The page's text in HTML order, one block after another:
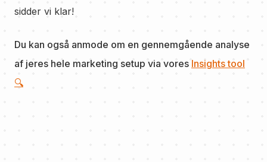
sidder vi klar!
Du kan også anmode om en gennemgående analyse
af jeres hele marketing setup via vores Insights tool
🔍